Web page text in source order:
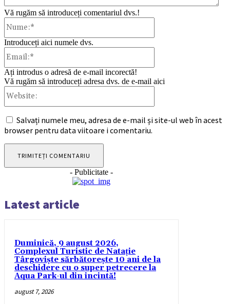
Vă rugăm să introduceți comentariul dvs.!
Introduceți aici numele dvs.
Ați introdus o adresă de e-mail incorectă!
Vă rugăm să introduceți adresa dvs. de e-mail aici
Salvați numele meu, adresa de e-mail și site-ul web în acest
browser pentru data viitoare i comentariu.
- Publicitate -
Latest article
Duminică, 9 august 2026,
Complexul Turistic de Natație
Târgoviște sărbătorește 10 ani de la
deschidere cu o super petrecere la
Aqua Park-ul din incintă!
august 7, 2026